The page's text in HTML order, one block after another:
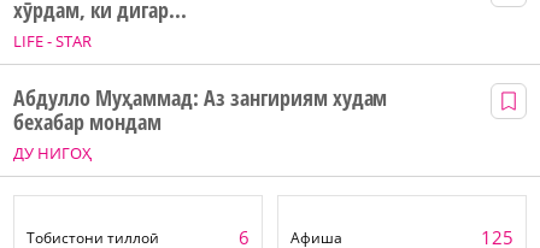
LIFE - STAR
хӯрдам, ки дигар...
ДУ НИГОҲ
Абдулло Муҳаммад: Аз зангириям худам
бехабар мондам
Тобистони тиллоӣ 6 Афиша 125